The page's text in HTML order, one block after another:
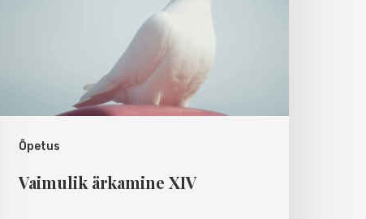
Õpetus
Vaimulik ärkamine XIV